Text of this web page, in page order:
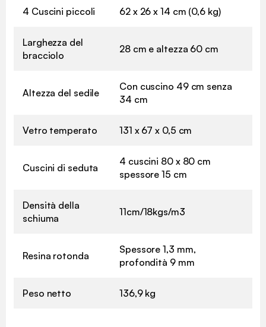
4 Cuscini piccoli 62 x 26 x 14 cm (0,6 kg)
Larghezza del
bracciolo
28 cm e altezza 60 cm
Altezza del sedile
Con cuscino 49 cm senza
34 cm
Vetro temperato 131 x 67 x 0,5 cm
Cuscini di seduta
4 cuscini 80 x 80 cm
spessore 15 cm
Densità della
schiuma
11cm/18kgs/m3
Resina rotonda
Spessore 1,3 mm,
profondità 9 mm
Peso netto 136,9 kg